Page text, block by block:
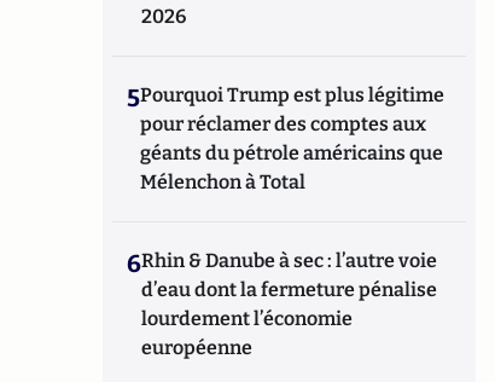
2026
5Pourquoi Trump est plus légitime
pour réclamer des comptes aux
géants du pétrole américains que
Mélenchon à Total
6Rhin & Danube à sec : l’autre voie
d’eau dont la fermeture pénalise
lourdement l’économie
européenne